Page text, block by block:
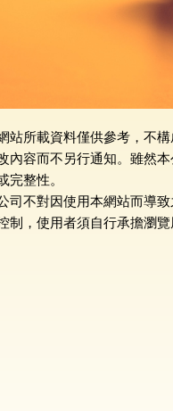
站所載資料僅供參考，不
內容而不另行通知。雖然
完整性。
司不對因使用本網站而導
制，使用者須自行承擔瀏